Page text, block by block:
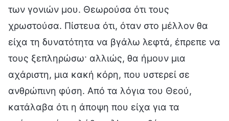
των γονιών μου. Θεωρούσα ότι τους
χρωστούσα. Πίστευα ότι, όταν στο μέλλον θα
είχα τη δυνατότητα να βγάλω λεφτά, έπρεπε να
τους ξεπληρώσω· αλλιώς, θα ήμουν μια
αχάριστη, μια κακή κόρη, που υστερεί σε
ανθρώπινη φύση. Από τα λόγια του Θεού,
κατάλαβα ότι η άποψη που είχα για τα